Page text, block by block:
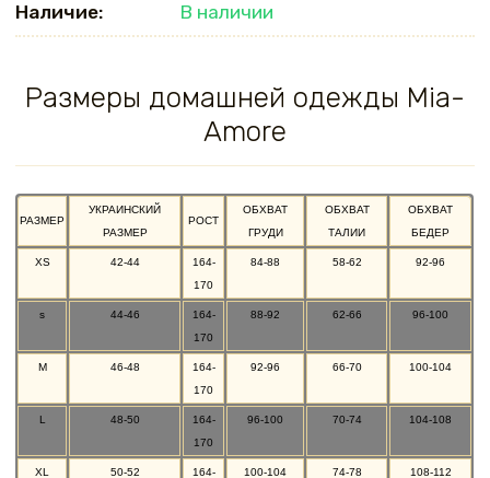
Наличие: В наличии
Размеры домашней одежды Mia-
Amore
РАЗМЕР
УКРАИНСКИЙ
РАЗМЕР
РОСТ
ОБХВАТ
ГРУДИ
ОБХВАТ
ТАЛИИ
ОБХВАТ
БЕДЕР
XS 42-44
164-
170
84-88 58-62 92-96
s 44-46
164-
170
88-92 62-66 96-100
M 46-48
164-
170
92-96 66-70 100-104
L 48-50
164-
170
96-100 70-74 104-108
XL 50-52 164- 100-104 74-78 108-112